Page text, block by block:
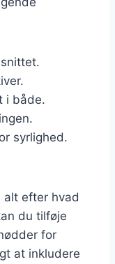
i både.
syrlighed.
alt efter hvad
du tilføje
for
at inkludere